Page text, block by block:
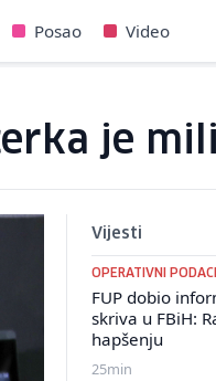
Posao Video
je
Vijesti
OPERATIVNI PODACI
FUP dobio
skriva u FBiH:
hapšenju
25min